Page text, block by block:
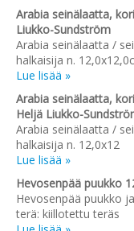
Arabia seinälaatta,
Liukko-Sundström
Arabia seinälaatta /
halkaisija n.
Lue lisää »
Arabia seinälaatta,
Heljä Liukko-
Arabia seinälaatta /
halkaisija n. 12,0x12
Lue lisää »
Hevosenpää puukko
Hevosenpää puukko
terä: kiillotettu teräs